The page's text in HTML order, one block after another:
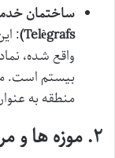
Telègrafs)
:
واقع شده،
بیستم است.
منطقه به
۲. موزه ها و مراکز فرهنگی